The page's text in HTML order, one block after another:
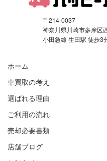
〒214-0037
神奈川県川崎市多摩区
小田急線 生田駅 徒歩3
ホーム
車買取の考え
選ばれる理由
ご利用の流れ
売却必要書類
店舗ブログ